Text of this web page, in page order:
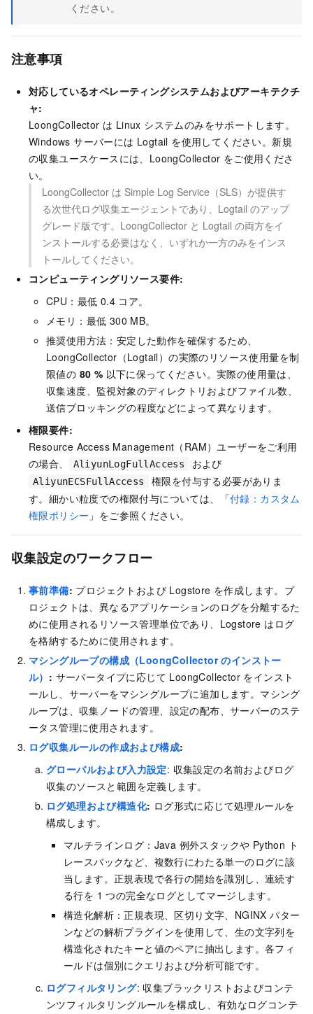
ください。
注意事項
対応しているオペレーティングシステムおよびアーキテクチ
ャ:
LoongCollector は Linux システムのみをサポートします。
Windows サーバーには Logtail を使用してください。新規
の収集ユースケースには、LoongCollector をご使用くださ
い。
LoongCollector は Simple Log Service（SLS）が提供す
る次世代ログ収集エージェントであり、Logtail のアップ
グレード版です。LoongCollector と Logtail の両方をイ
ンストールする必要はなく、いずれか一方のみをインス
トールしてください。
コンピューティングリソース要件:
CPU：最低 0.4 コア。
メモリ：最低 300 MB。
推奨使用方法：安定した動作を確保するため、
LoongCollector（Logtail）の実際のリソース使用量を制
限値の 80 % 以下に保ってください。実際の使用量は、
収集速度、監視対象のディレクトリおよびファイル数、
送信ブロッキングの程度などによって異なります。
権限要件:
Resource Access Management（RAM）ユーザーをご利用
の場合、
AliyunLogFullAccess および
AliyunECSFullAccess
権限を付与する必要がありま
す。細かい粒度での権限付与については、「付録：カスタム
権限ポリシー 」をご参照ください。
収集設定のワークフロー
事前準備: プロジェクトおよび Logstore を作成します。プ
ロジェクトは、異なるアプリケーションのログを分離するた
めに使用されるリソース管理単位であり、Logstore はログ
を格納するために使用されます。
マシングループの構成（LoongCollector のインストー
ル） : サーバータイプに応じて LoongCollector をインスト
ールし、サーバーをマシングループに追加します。マシング
ループは、収集ノードの管理、設定の配布、サーバーのステ
ータス管理に使用されます。
ログ収集ルールの作成および構成:
グローバルおよび入力設定: 収集設定の名前およびログ
収集のソースと範囲を定義します。
ログ処理および構造化: ログ形式に応じて処理ルールを
構成します。
マルチラインログ：Java 例外スタックや Python ト
レースバックなど、複数行にわたる単一のログに該
当します。正規表現で各行の開始を識別し、連続す
る行を 1 つの完全なログとしてマージします。
構造化解析：正規表現、区切り文字、NGINX パター
ンなどの解析プラグインを使用して、生の文字列を
構造化されたキーと値のペアに抽出します。各フィ
ールドは個別にクエリおよび分析可能です。
ログフィルタリング: 収集ブラックリストおよびコンテ
ンツフィルタリングルールを構成し、有効なログコンテ